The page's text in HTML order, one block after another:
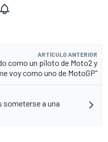
ARTÍCULO ANTERIOR
como un piloto de Moto2 y
voy como uno de MotoGP”
someterse a una